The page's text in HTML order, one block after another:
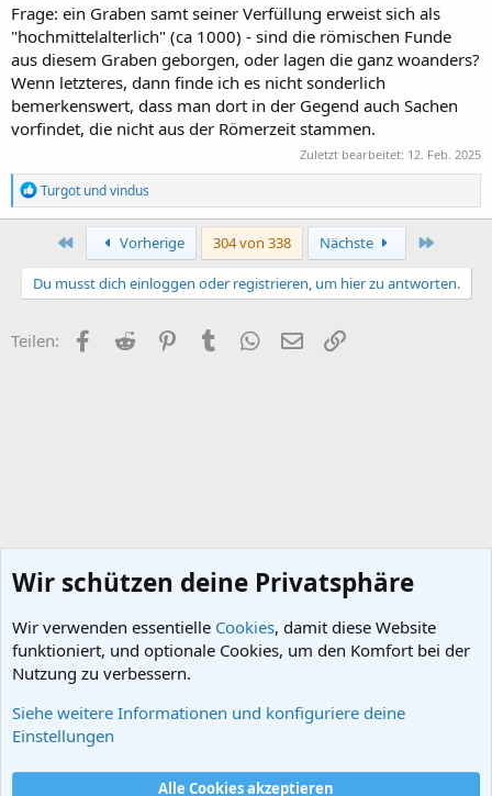
:
Frage: ein Graben samt seiner Verfüllung erweist sich als
"hochmittelalterlich" (ca 1000) - sind die römischen Funde
aus diesem Graben geborgen, oder lagen die ganz woanders?
Wenn letzteres, dann finde ich es nicht sonderlich
bemerkenswert, dass man dort in der Gegend auch Sachen
vorfindet, die nicht aus der Römerzeit stammen.
Zuletzt bearbeitet: 12. Feb. 2025
R
e
a
i
o
n
Turgot undvindus
Erste Vorherige 304 von 338 Nächste
Du musst dich einloggen oder registrieren, um hier zu antworten.
Teilen: Facebook
Reddit PinterestTumblr WhatsApp
E-Mail
Das Römische Reich
Wir schützen deine Privatsphäre
Wir verwenden essentielle Cookies, damit diese Website
funktioniert, und optionale Cookies, um den Komfort bei der
Nutzung zu verbessern.
Siehe weitere Informationen und konfiguriere deine
Einstellungen
Alle Cookies akzeptieren